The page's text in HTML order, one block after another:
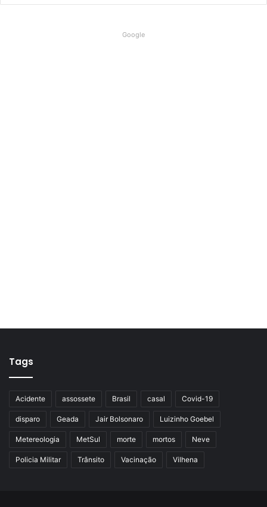
Google
Tags
Acidente assossete Brasil casal Covid-19
disparo Geada Jair Bolsonaro Luizinho Goebel
Metereologia MetSul morte mortos Neve
Policia Militar Trânsito Vacinação Vilhena